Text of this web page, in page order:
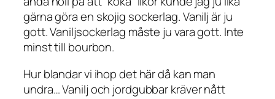
gärna göra en skojig sockerlag. Vanilj är ju
gott. Vaniljsockerlag måste ju vara gott. Inte
minst till bourbon.
Hur blandar vi ihop det här då kan man
undra… Vanilj och jordgubbar kräver nått